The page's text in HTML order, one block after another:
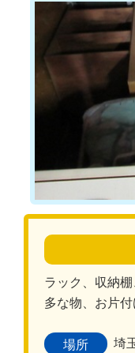
日:
ラック、収納
多な物、お片付
場所 埼